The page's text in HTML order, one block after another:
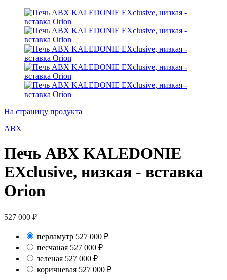
На страницу продукта
ABX
Печь ABX KALEDONIE
EXclusive, низкая - вставка
Orion
527 000 ₽
перламутр 527 000 ₽
песчаная 527 000 ₽
зеленая 527 000 ₽
коричневая 527 000 ₽